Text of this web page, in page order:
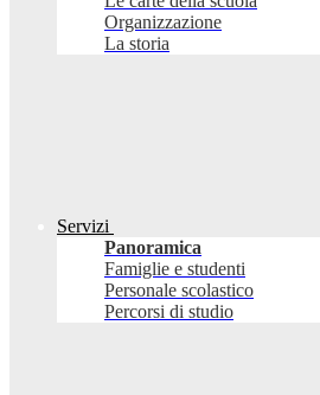
Organizzazione
La storia
Servizi
Panoramica
Famiglie e studenti
Personale scolastico
Percorsi di studio